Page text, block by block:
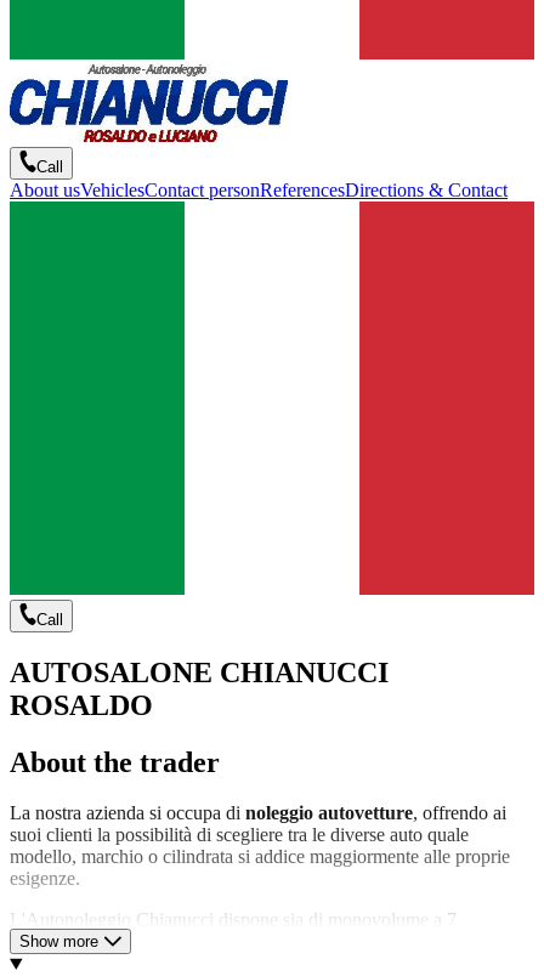
Call
About usVehiclesContact personReferencesDirections & Contact
Call
AUTOSALONE CHIANUCCI
ROSALDO
About the trader
La nostra azienda si occupa di noleggio autovetture, offrendo ai
suoi clienti la possibilità di scegliere tra le diverse auto quale
modello, marchio o cilindrata si addice maggiormente alle proprie
esigenze.
L'Autonoleggio Chianucci dispone sia di monovolume a 7
posti, pulmini a 9 posti e furgoni, che di bellissime auto d’epoca,
adatte soprattutto a importanti cerimonie.
Show more